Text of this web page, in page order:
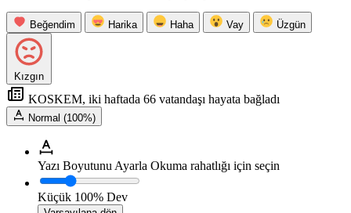
Beğendim Harika Haha Vay Üzgün
Kızgın
KOSKEM, iki haftada 66 vatandaşı hayata bağladı
Normal (100%)
Yazı Boyutunu Ayarla Okuma rahatlığı için seçin
Küçük 100% Dev